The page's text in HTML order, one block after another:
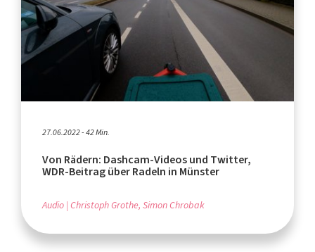
27.06.2022 - 42 Min.
Von Rädern: Dashcam-Videos und Twitter,
WDR-Beitrag über Radeln in Münster
Audio Christoph Grothe, Simon Chrobak